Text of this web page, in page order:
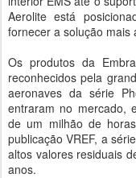
Aerolite está
fornecer a solução mais
Os produtos da
reconhecidos pela
aeronaves da série
entraram no mercado,
de um milhão de
publicação VREF, a
altos valores residuais
anos.